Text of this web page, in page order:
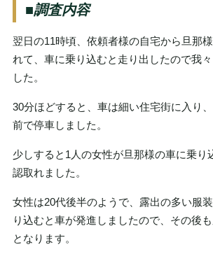
■調査内容
翌日の11時頃、依頼者様の自宅から旦那
れて、車に乗り込むと走り出したので我
した。
30分ほどすると、車は細い住宅街に入り
前で停車しました。
少しすると1人の女性が旦那様の車に乗り
認取れました。
女性は20代後半のようで、露出の多い服
り込むと車が発進しましたので、その後
となります。